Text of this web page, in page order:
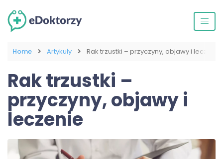
Home Artykuły Rak trzustki – przyczyny, objawy i leczenie
Rak trzustki –
przyczyny, objawy i
leczenie